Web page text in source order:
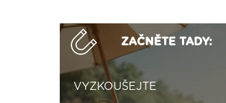
ZAČNĚTE TADY:
VYZKOUŠEJTE
Vytvořte si vizualizaci
seženeme! ›